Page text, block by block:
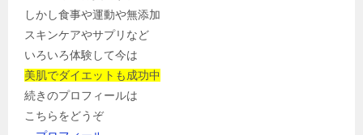
しかし食事や運動や無添加
スキンケアやサプリなど
いろいろ体験して今は
美肌でダイエットも成功中
続きのプロフィールは
こちらをどうぞ